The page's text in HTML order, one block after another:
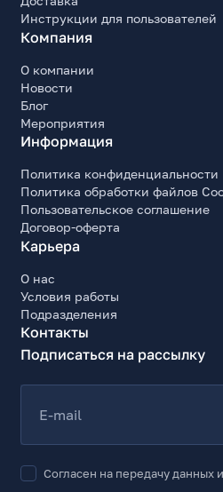
Инструкции для пользователей
Компания
О компании
Новости
Блог
Мероприятия
Информация
Политика конфиденциальности
Политика обработки файлов
Пользовательское соглашение
Договор-оферта
Карьера
О нас
Условия работы
Подразделения
Контакты
Подписаться на рассылку
E-mail
Согласен на передачу данных